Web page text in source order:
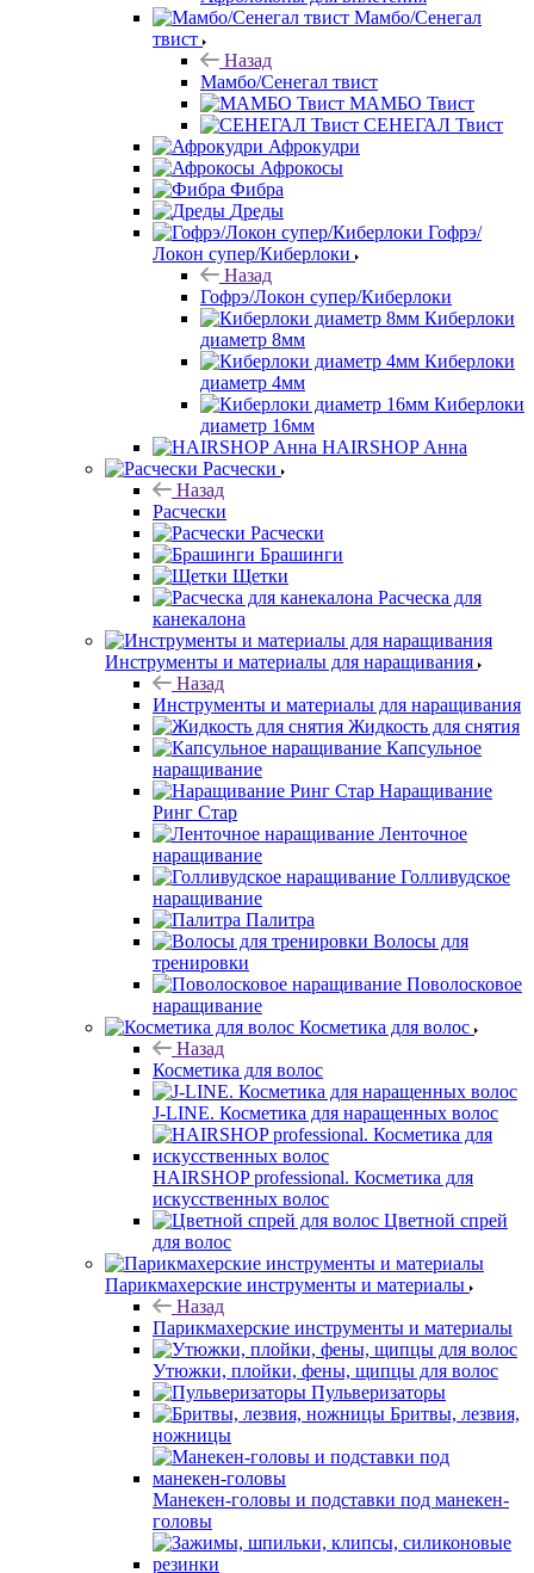
Мамбо/Сенегал
твист
Назад
Мамбо/Сенегал твист
МАМБО Твист
СЕНЕГАЛ Твист
Афрокудри
Афрокосы
Фибра
Дреды
Гофрэ/
Локон супер/Киберлоки
Назад
Гофрэ/Локон супер/Киберлоки
Киберлоки
диаметр 8мм
Киберлоки
диаметр 4мм
Киберлоки
диаметр 16мм
HAIRSHOP Анна
Расчески
Назад
Расчески
Расчески
Брашинги
Щетки
Расческа для
канекалона
Инструменты и материалы для наращивания
Назад
Инструменты и материалы для наращивания
Жидкость для снятия
Капсульное
наращивание
Наращивание
Ринг Стар
Ленточное
наращивание
Голливудское
наращивание
Палитра
Волосы для
тренировки
Поволосковое
наращивание
Косметика для волос
Назад
Косметика для волос
J-LINE. Косметика для наращенных волос
HAIRSHOP professional. Косметика для
искусственных волос
Цветной спрей
для волос
Парикмахерские инструменты и материалы
Назад
Парикмахерские инструменты и материалы
Утюжки, плойки, фены, щипцы для волос
Пульверизаторы
Бритвы, лезвия,
ножницы
Манекен-головы и подставки под манекен-
головы